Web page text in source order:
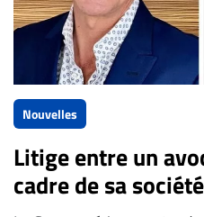
Nouvelles
Litige entre un
cadre de sa société